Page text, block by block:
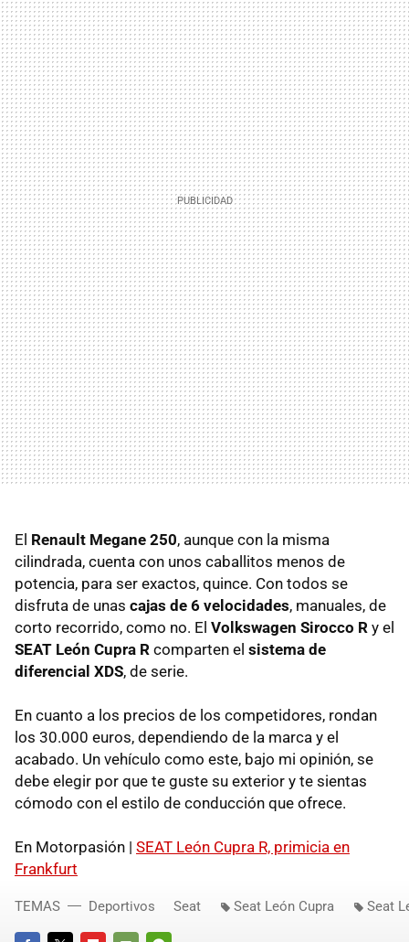
El Renault Megane 250, aunque con la misma
cilindrada, cuenta con unos caballitos menos de
potencia, para ser exactos, quince. Con todos se
disfruta de unas cajas de 6 velocidades, manuales, de
corto recorrido, como no. El Volkswagen Sirocco R y el
SEAT León Cupra R comparten el sistema de
diferencial XDS, de serie.
En cuanto a los precios de los competidores, rondan
los 30.000 euros, dependiendo de la marca y el
acabado. Un vehículo como este, bajo mi opinión, se
debe elegir por que te guste su exterior y te sientas
cómodo con el estilo de conducción que ofrece.
En Motorpasión | SEAT León Cupra R, primicia en
Frankfurt
TEMAS Deportivos Seat Seat León Cupra Seat